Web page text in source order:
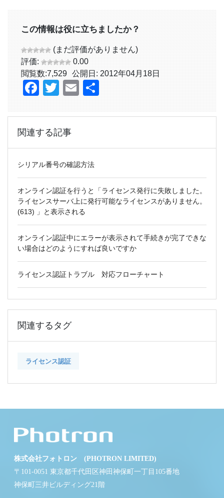
この情報は役に立ちましたか？
(まだ評価がありません)
評価:
0.00
閲覧数:7,529 公開日: 2012年04月18日
Facebook
TwitterEmail
関連する記事
シリアル番号の確認方法
オンライン認証を行うと「ライセンス発行に失敗しました。
ライセンスサーバ上に発行可能なライセンスがありません。
(613) 」と表示される
オンライン認証中にエラーが表示されて手続きが完了できな
い場合はどのようにすれば良いですか
ライセンス認証トラブル 対応フローチャート
関連するタグ
ライセンス認証
株式会社フォトロン (PHOTRON LIMITED)
〒101-0051 東京都千代田区神田神保町一丁目105番地
神保町三井ビルディング21階